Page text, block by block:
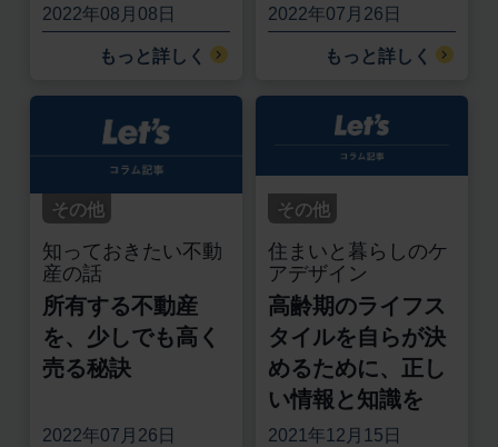
2022年08月08日
もっと詳しく
2022年07月26日
もっと詳しく
その他
知っておきたい不動
産の話
所有する不動産
を、少しでも高く
売る秘訣
2022年07月26日
その他
住まいと暮らしのケ
アデザイン
高齢期のライフス
タイルを自らが決
めるために、正し
い情報と知識を
2021年12月15日